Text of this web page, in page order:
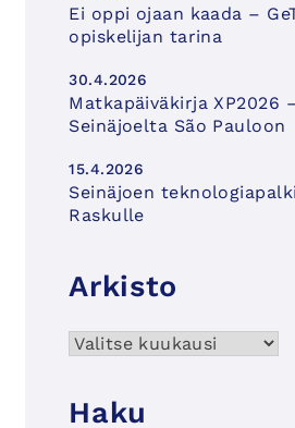
Ei oppi ojaan kaada –
opiskelijan tarina
30.4.2026
Matkapäiväkirja XP2026
Seinäjoelta São Pauloon
15.4.2026
Seinäjoen
Raskulle
Arkisto
Arkisto
Haku